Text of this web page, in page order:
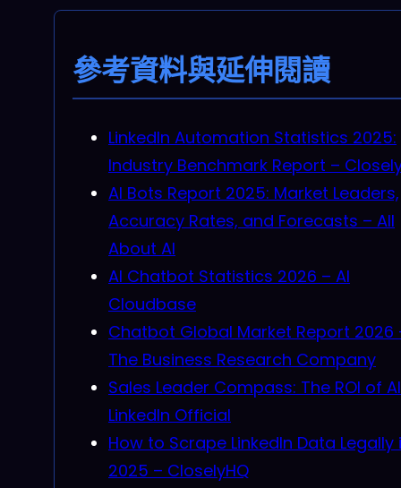
參考資料與延伸閱讀
LinkedIn Automation Statistics 2025:
Industry Benchmark Report –
AI Bots Report 2025: Market Leaders,
Accuracy Rates, and Forecasts – All
About AI
AI Chatbot Statistics 2026 – AI
Cloudbase
Chatbot Global Market Report 2026
The Business Research Company
Sales Leader Compass: The ROI of
LinkedIn Official
How to Scrape LinkedIn Data Legally
2025 – CloselyHQ